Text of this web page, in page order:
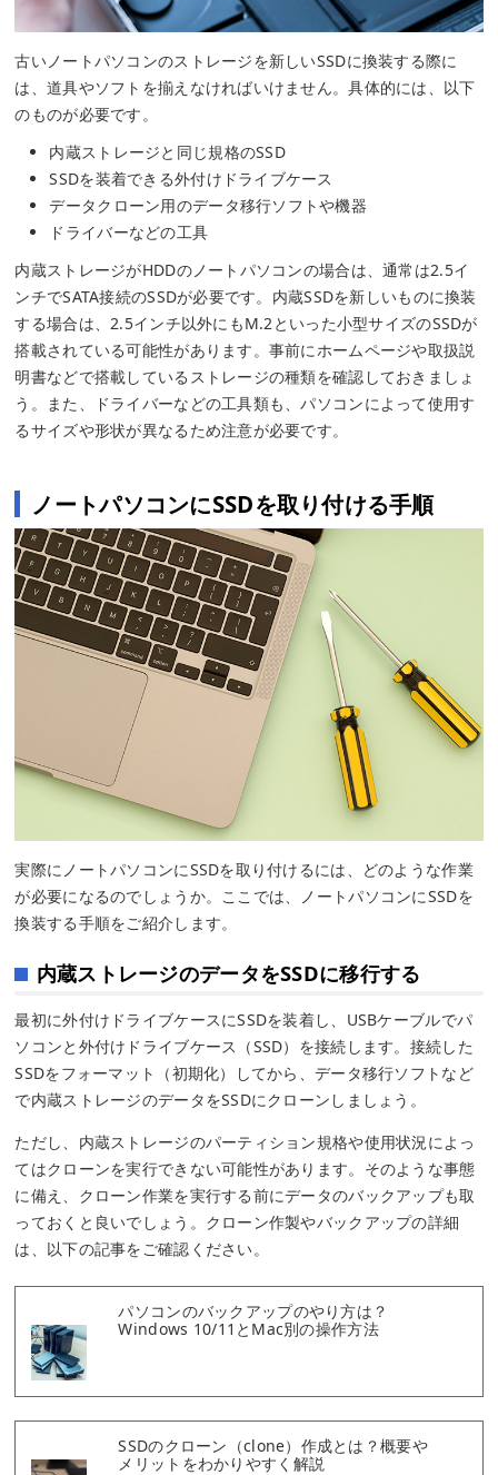
古いノートパソコンのストレージを新しいSSDに換装する際に
は、道具やソフトを揃えなければいけません。具体的には、以下
のものが必要です。
内蔵ストレージと同じ規格のSSD
SSDを装着できる外付けドライブケース
データクローン用のデータ移行ソフトや機器
ドライバーなどの工具
内蔵ストレージがHDDのノートパソコンの場合は、通常は2.5イ
ンチでSATA接続のSSDが必要です。内蔵SSDを新しいものに換装
する場合は、2.5インチ以外にもM.2といった小型サイズのSSDが
搭載されている可能性があります。事前にホームページや取扱説
明書などで搭載しているストレージの種類を確認しておきましょ
う。また、ドライバーなどの工具類も、パソコンによって使用す
るサイズや形状が異なるため注意が必要です。
ノートパソコンにSSDを取り付ける手順
実際にノートパソコンにSSDを取り付けるには、どのような作業
が必要になるのでしょうか。ここでは、ノートパソコンにSSDを
換装する手順をご紹介します。
内蔵ストレージのデータをSSDに移行する
最初に外付けドライブケースにSSDを装着し、USBケーブルでパ
ソコンと外付けドライブケース（SSD）を接続します。接続した
SSDをフォーマット（初期化）してから、データ移行ソフトなど
で内蔵ストレージのデータをSSDにクローンしましょう。
ただし、内蔵ストレージのパーティション規格や使用状況によっ
てはクローンを実行できない可能性があります。そのような事態
に備え、クローン作業を実行する前にデータのバックアップも取
っておくと良いでしょう。クローン作製やバックアップの詳細
は、以下の記事をご確認ください。
パソコンのバックアップのやり方は？
Windows 10/11とMac別の操作方法
SSDのクローン（clone）作成とは？概要や
メリットをわかりやすく解説